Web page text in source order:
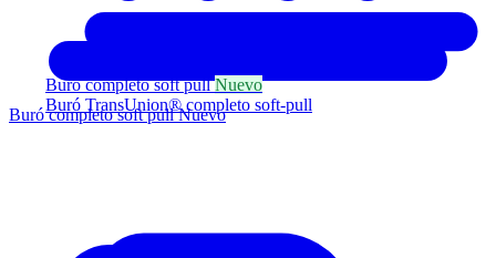
Buró completo soft pullNuevo
Buró TransUnion® completo soft-pull
Buró completo soft pullNuevo